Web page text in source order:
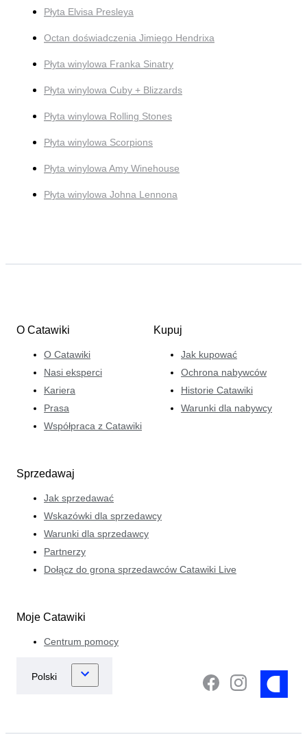
Płyta Elvisa Presleya
Octan doświadczenia Jimiego Hendrixa
Płyta winylowa Franka Sinatry
Płyta winylowa Cuby + Blizzards
Płyta winylowa Rolling Stones
Płyta winylowa Scorpions
Płyta winylowa Amy Winehouse
Płyta winylowa Johna Lennona
O Catawiki
O Catawiki
Nasi eksperci
Kariera
Prasa
Współpraca z Catawiki
Kupuj
Jak kupować
Ochrona nabywców
Historie Catawiki
Warunki dla nabywcy
Sprzedawaj
Jak sprzedawać
Wskazówki dla sprzedawcy
Warunki dla sprzedawcy
Partnerzy
Dołącz do grona sprzedawców Catawiki Live
Moje Catawiki
Centrum pomocy